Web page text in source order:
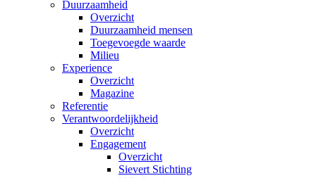
Duurzaamheid
Overzicht
Duurzaamheid mensen
Toegevoegde waarde
Milieu
Experience
Overzicht
Magazine
Referentie
Verantwoordelijkheid
Overzicht
Engagement
Overzicht
Sievert Stichting